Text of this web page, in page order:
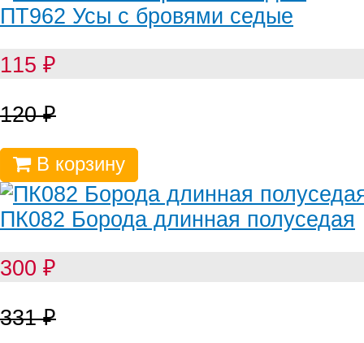
ПТ962 Усы с бровями седые
115 ₽
120₽
В корзину
ПК082 Борода длинная полуседая
300 ₽
331₽